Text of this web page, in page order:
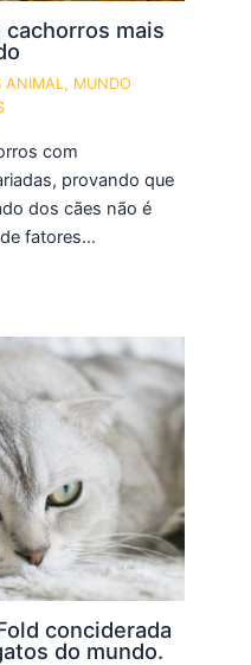
cachorros mais
ANIMAL , MUNDO
com
provando que
dos cães não é
fatores…
conciderada
do mundo.